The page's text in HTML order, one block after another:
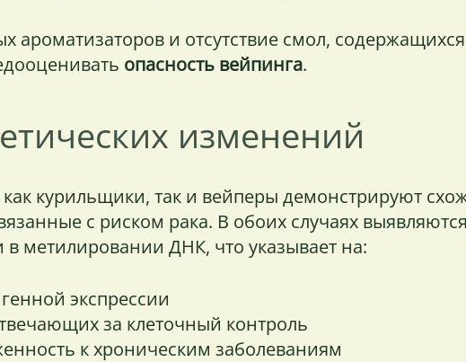
ароматизаторов и отсутствие смол,
опасность вейпинга.
изменений
курильщики, так и вейперы демонстрируют
с риском рака. В обоих случаях
метилировании ДНК, что указывает на:
экспрессии
за клеточный контроль
к хроническим заболеваниям